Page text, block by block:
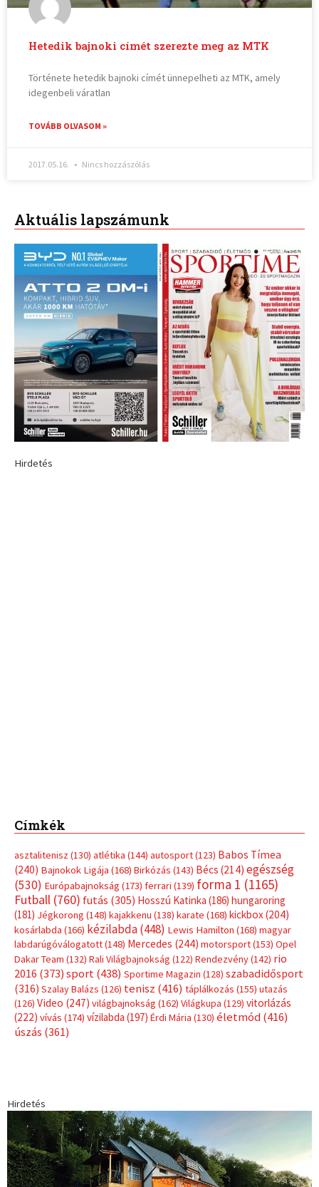
Hetedik bajnoki címét szerezte meg az MTK
Története hetedik bajnoki címét ünnepelheti az MTK, amely
idegenbeli váratlan
TOVÁBB OLVASOM »
2017.05.16. Nincs hozzászólás
Aktuális lapszámunk
Hirdetés
Címkék
(181)Jégkorong(148)kajakkenu(138)karate(168)kickbox(204)
kosárlabda(166) kézilabda(448) Lewis Hamilton
labdarúgóválogatott(148) Mercedes(244)
Dakar Team(132)Rali Világbajnokság(122)Rendezvény
rio
2016(373) sport(438)Sportime Magazin(128)szabadidősport
(316)Szalay Balázs(126)tenisz(416)táplálkozás (155)utazás